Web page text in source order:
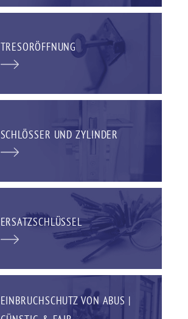
TRESORÖFFNUNG
SCHLÖSSER UND ZYLINDER
ERSATZSCHLÜSSEL
EINBRUCHSCHUTZ VON ABUS |